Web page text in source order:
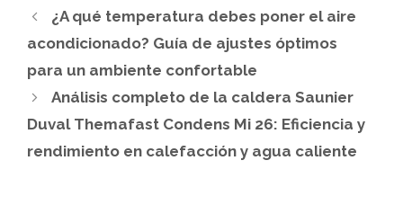
¿A qué temperatura debes poner el aire
acondicionado? Guía de ajustes óptimos
para un ambiente confortable
Análisis completo de la caldera Saunier
Duval Themafast Condens Mi 26: Eficiencia y
rendimiento en calefacción y agua caliente